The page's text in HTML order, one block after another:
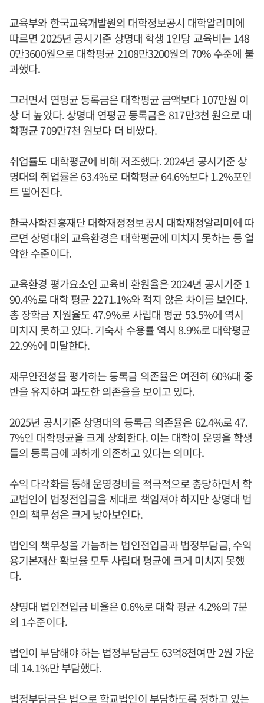
교육부와 한국교육개발원의 대학정보공시 대학알리미에
따르면 2025년 공시기준 상명대 학생 1인당 교육비는 148
0만3600원으로 대학평균 2108만3200원의 70% 수준에 불
과했다.
그러면서 연평균 등록금은 대학평균 금액보다 107만원 이
상 더 높았다. 상명대 연평균 등록금은 817만3천 원으로 대
학평균 709만7천 원보다 더 비쌌다.
취업률도 대학평균에 비해 저조했다. 2024년 공시기준 상
명대의 취업률은 63.4%로 대학평균 64.6%보다 1.2%포인
트 떨어진다.
한국사학진흥재단 대학재정정보공시 대학재정알리미에 따
르면 상명대의 교육환경은 대학평균에 미치지 못하는 등 열
악한 수준이다.
교육환경 평가요소인 교육비 환원율은 2024년 공시기준 1
90.4%로 대학 평균 2271.1%와 적지 않은 차이를 보인다.
총 장학금 지원율도 47.9%로 사립대 평균 53.5%에 역시
미치지 못하고 있다. 기숙사 수용률 역시 8.9%로 대학평균
22.9%에 미달한다.
재무안전성을 평가하는 등록금 의존율은 여전히 60%대 중
반을 유지하며 과도한 의존율을 보이고 있다.
2025년 공시기준 상명대의 등록금 의존율은 62.4%로 47.
7%인 대학평균을 크게 상회한다. 이는 대학이 운영을 학생
들의 등록금에 과하게 의존하고 있다는 의미다.
수익 다각화를 통해 운영경비를 적극적으로 충당하면서 학
교법인이 법정전입금을 제대로 책임져야 하지만 상명대 법
인의 책무성은 크게 낮아보인다.
법인의 책무성을 가늠하는 법인전입금과 법정부담금, 수익
용기본재산 확보율 모두 사립대 평균에 크게 미치지 못했
다.
상명대 법인전입금 비율은 0.6%로 대학 평균 4.2%의 7분
의 1수준이다.
법인이 부담해야 하는 법정부담금도 63억8천여만 2원 가운
데 14.1%만 부담했다.
법정부담금은 법으로 학교법인이 부담하도록 정하고 있는